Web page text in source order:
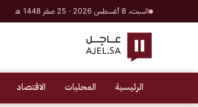
السبت، 8 أغسطس 2026 · 25 صفر 1448 هـ
الرئيسية المحليات الاقتصاد